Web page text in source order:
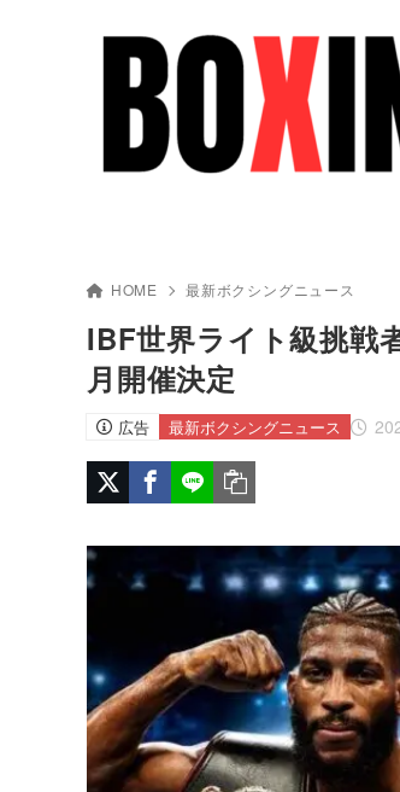
HOME 最新ボクシングニュース
IBF世界ライト級挑戦
月開催決定
広告 最新ボクシングニュース